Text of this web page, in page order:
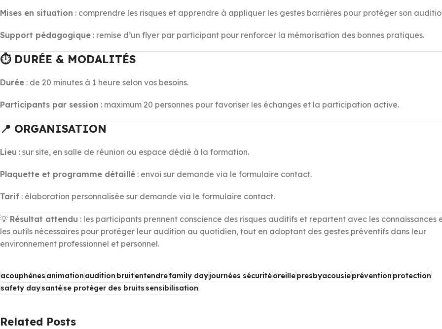
Mises en situation : comprendre les risques et apprendre à appliquer les gestes barrières pour protéger son
Support pédagogique : remise d’un flyer par participant pour renforcer la mémorisation des bonnes pratiques.
⏱️ DURÉE & MODALITÉS
Durée : de 20 minutes à 1 heure selon vos besoins.
Participants par session : maximum 20 personnes pour favoriser les échanges et la participation active.
📍 ORGANISATION
Lieu : sur site, en salle de réunion ou espace dédié à la formation.
Plaquette et programme détaillé : envoi sur demande via le formulaire contact.
Tarif : élaboration personnalisée sur demande via le formulaire contact.
💡 Résultat attendu : les participants prennent conscience des risques auditifs et repartent avec les connaissances
les outils nécessaires pour protéger leur audition au quotidien, tout en adoptant des gestes préventifs dans leur
environnement professionnel et personnel.
acouphènesanimationauditionbruitentendrefamily dayjournées sécuritéoreillepresbyacousiepréventionprotection
safety daysantése protéger des bruitssensibilisation
Related Posts